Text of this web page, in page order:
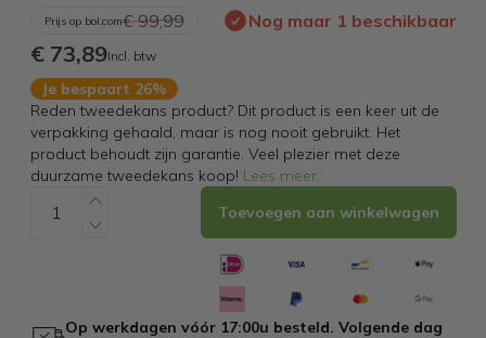
Prijs op bol.com€ 99,99 Nog maar 1 beschikbaar
€ 73,89Incl. btw
Je bespaart 26%
Reden tweedekans product? Dit product is een keer uit de
verpakking gehaald, maar is nog nooit gebruikt. Het
product behoudt zijn garantie. Veel plezier met deze
duurzame tweedekans koop! Lees meer...
Toevoegen aan winkelwagen
Op werkdagen vóór 17:00u besteld. Volgende dag